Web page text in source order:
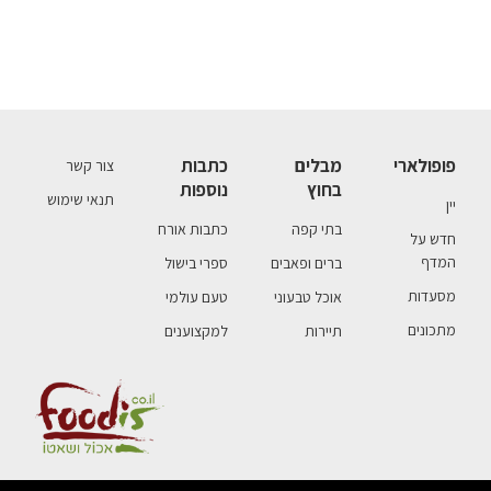
פופולארי
יין
חדש על
המדף
מסעדות
מתכונים
מבלים
בחוץ
בתי קפה
ברים ופאבים
אוכל טבעוני
תיירות
כתבות
נוספות
כתבות אורח
ספרי בישול
טעם עולמי
למקצוענים
צור קשר
תנאי שימוש